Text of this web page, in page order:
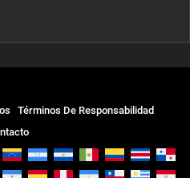
Términos De Responsabilidad